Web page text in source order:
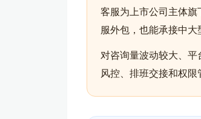
客服为上市公司主体
服外包，也能承接中大
对咨询量波动较大、
风控、排班交接和权限